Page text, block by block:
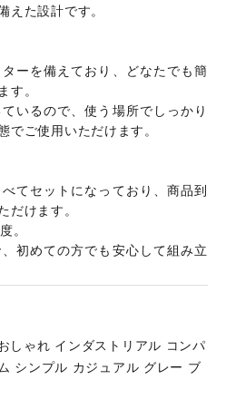
えた設計です。
ーを備えており、どなたでも簡
す。
いるので、使う場所でしっかり
でご使用いただけます。
てセットになっており、商品到
だけます。
。
初めての方でも安心して組み立
しゃれ インダストリアル コンパ
シンプル カジュアル グレー ブ